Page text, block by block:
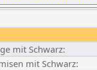
mit Schwarz:
mit Schwarz: